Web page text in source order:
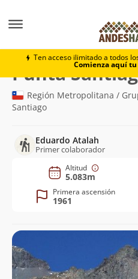
Ten acceso ilimitado a todos
Comienza aquí
Punta
Punta
Región Metropolitana /
Santiago
Eduardo Atalah
Primer colaborador
Altitud
5.083m
Primera ascensión
1961